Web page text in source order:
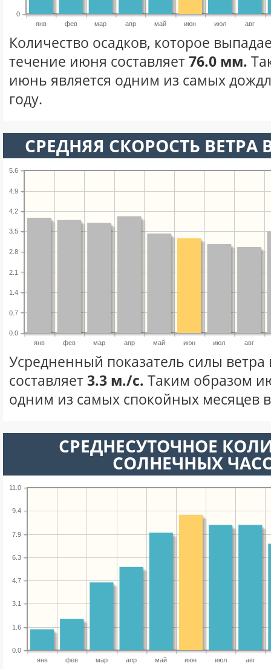
янв фев мар апр май июн июл авг
0
Количество осадков, которое
течение июня составляет76.0 мм.
июнь является одним из самых
году.
СРЕДНЯЯ СКОРОСТЬ
янв фев мар апр май июн июл авг
0.0
0.7
1.4
2.1
2.8
3.5
4.2
4.9
5.6
Усредненный показатель силы
составляет3.3 м./с. Таким образом
одним из самых спокойных месяцев
СРЕДНЕСУТОЧНОЕ
СОЛНЕЧНЫХ
янв фев мар апр май июн июл авг
0.0
1.6
3.1
4.7
6.3
7.9
9.4
11.0